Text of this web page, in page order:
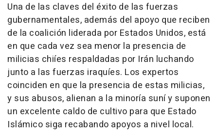
Una de las claves del éxito de las fuerzas
gubernamentales, además del apoyo que reciben
de la coalición liderada por Estados Unidos, está
en que cada vez sea menor la presencia de
milicias chiíes respaldadas por Irán luchando
junto a las fuerzas iraquíes. Los expertos
coinciden en que la presencia de estas milicias,
y sus abusos, alienan a la minoría suní y suponen
un excelente caldo de cultivo para que Estado
Islámico siga recabando apoyos a nivel local.